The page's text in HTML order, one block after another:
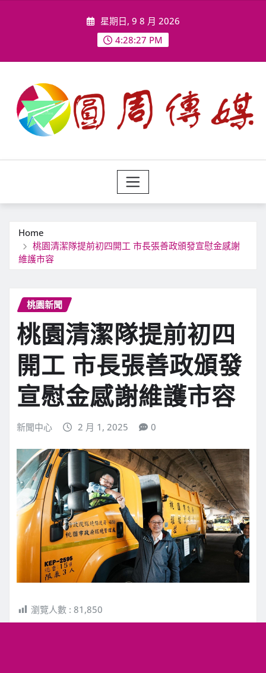
星期日, 9 8 月 2026
4:28:29 PM
Home
桃園清潔隊提前初四開工 市長張善政頒發宣慰金感謝
維護市容
桃園新聞
桃園清潔隊提前初四
開工 市長張善政頒發
宣慰金感謝維護市容
新聞中心 2 月 1, 2025 0
瀏覽人數 : 81,850